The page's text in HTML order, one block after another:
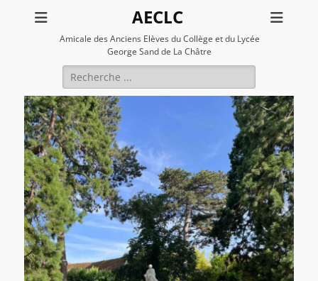
AECLC
Amicale des Anciens Elèves du Collège et du Lycée
George Sand de La Châtre
Rechercher :